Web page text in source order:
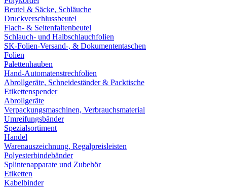
Beutel & Säcke, Schläuche
Druckverschlussbeutel
Flach- & Seitenfaltenbeutel
Schlauch- und Halbschlauchfolien
SK-Folien-Versand-, & Dokumententaschen
Folien
Palettenhauben
Hand-Automatenstrechfolien
Abrollgeräte, Schneideständer & Packtische
Etikettenspender
Abrollgeräte
Verpackungsmaschinen, Verbrauchsmaterial
Umreifungsbänder
Spezialsortiment
Handel
Warenauszeichnung, Regalpreisleisten
Polyesterbindebänder
Splintenapparate und Zubehör
Etiketten
Kabelbinder